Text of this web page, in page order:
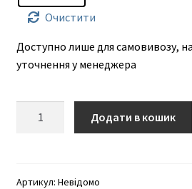
Очистити
Доступно лише для самовивозу,
уточнення у менеджера
Додати в кошик
Артикул: Невідомо